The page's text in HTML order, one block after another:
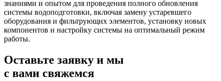
знаниями и опытом для проведения полного обновления
системы водоподготовки, включая замену устаревшего
оборудования и фильтрующих элементов, установку новых
компонентов и настройку системы на оптимальный режим
работы.
Оставьте заявку и мы
с вами свяжемся